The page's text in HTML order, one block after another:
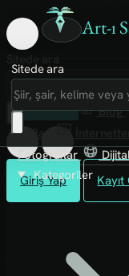
Art-ı
Giriş Yap Kayıt
Sitede ara
Art-ı Sosyal
Kütüphane
Blog
Rafları
Fotoğraflar
Kategoriler